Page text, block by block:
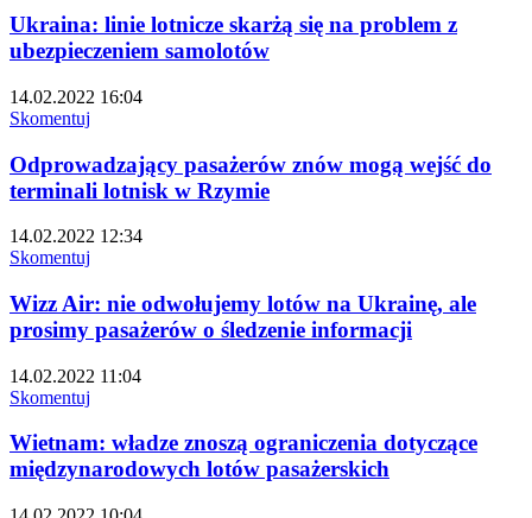
Ukraina: linie lotnicze skarżą się na problem z
ubezpieczeniem samolotów
14.02.2022 16:04
Skomentuj
Odprowadzający pasażerów znów mogą wejść do
terminali lotnisk w Rzymie
14.02.2022 12:34
Skomentuj
Wizz Air: nie odwołujemy lotów na Ukrainę, ale
prosimy pasażerów o śledzenie informacji
14.02.2022 11:04
Skomentuj
Wietnam: władze znoszą ograniczenia dotyczące
międzynarodowych lotów pasażerskich